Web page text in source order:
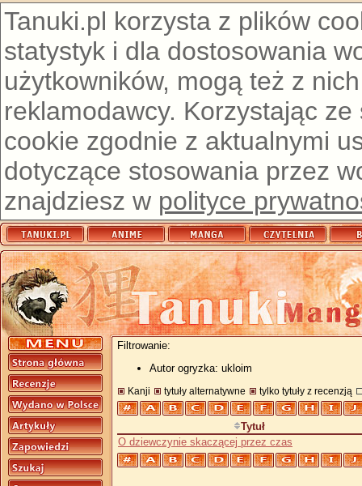
Tanuki.pl korzysta z plików
statystyk i dla dostosowania
użytkowników, mogą też z
reklamodawcy. Korzystając
cookie zgodnie z aktualnymi
dotyczące stosowania przez
znajdziesz w polityce
Filtrowanie:
Autor ogryzka: ukloim
Kanji tytuły alternatywne tylko tytuły z recenzją
Tytuł
O dziewczynie skaczącej przez czas